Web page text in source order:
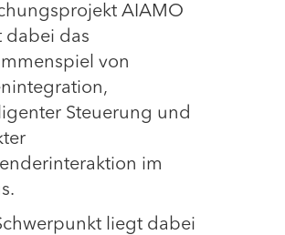
AIAMO
dabei das
von
Steuerung und
im
liegt dabei